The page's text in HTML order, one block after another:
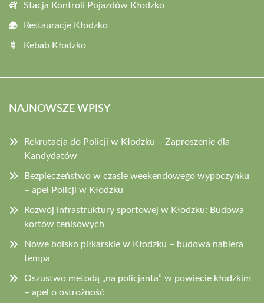
Stacja Kontroli Pojazdów Kłodzko
Restauracje Kłodzko
Kebab Kłodzko
NAJNOWSZE WPISY
Rekrutacja do Policji w Kłodzku – Zaproszenie dla
Kandydatów
Bezpieczeństwo w czasie weekendowego wypoczynku
– apel Policji w Kłodzku
Rozwój infrastruktury sportowej w Kłodzku: Budowa
kortów tenisowych
Nowe boisko piłkarskie w Kłodzku – budowa nabiera
tempa
Oszustwo metodą „na policjanta” w powiecie kłodzkim
– apel o ostrożność